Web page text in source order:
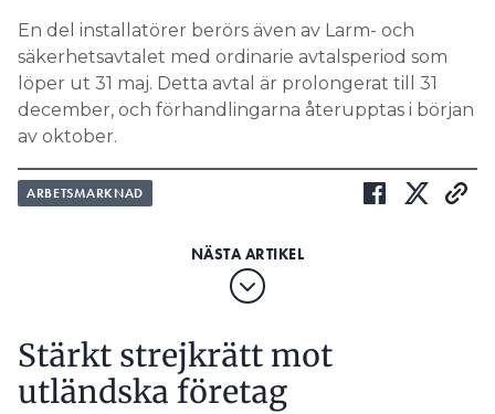
En del installatörer berörs även av Larm- och
säkerhetsavtalet med ordinarie avtalsperiod som
löper ut 31 maj. Detta avtal är prolongerat till 31
december, och förhandlingarna återupptas i början
av oktober.
ARBETSMARKNAD
Stärkt strejkrätt mot
utländska företag